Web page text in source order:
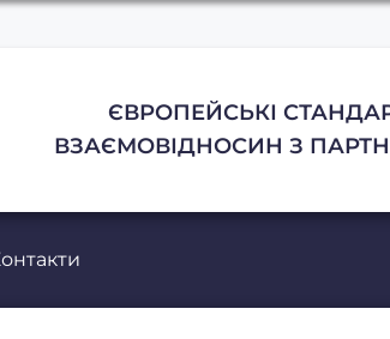
ЄВРОПЕЙСЬКІ
ВЗАЄМОВІДНОСИН З